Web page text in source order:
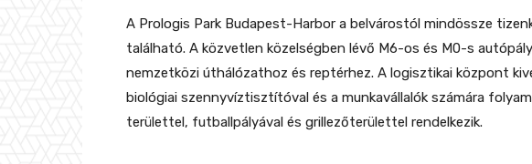
A Prologis Park Budapest-Harbor a belvárostól mindössze
található. A közvetlen közelségben lévő M6-os és M0-s
nemzetközi úthálózathoz és reptérhez. A logisztikai központ
biológiai szennyvíztisztítóval és a munkavállalók számára
területtel, futballpályával és grillezőterülettel rendelkezik.